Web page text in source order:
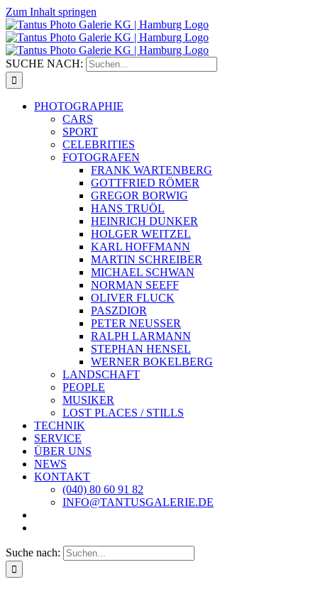
Zum Inhalt springen
SUCHE NACH:
PHOTOGRAPHIE
CARS
SPORT
CELEBRITIES
FOTOGRAFEN
FRANK WARTENBERG
GOTTFRIED RÖMER
GREGOR BORWIG
HANS TRUÖL
HEINRICH DUNKER
HOLGER WEITZEL
KARL HOFFMANN
MARTIN SCHREIBER
MICHAEL SCHWAN
NORMAN SEEFF
OLIVER FLUCK
PASZDIOR
PETER NEUSSER
RALPH LARMANN
STEPHAN HENSEL
WERNER BOKELBERG
LANDSCHAFT
PEOPLE
MUSIKER
LOST PLACES / STILLS
TECHNIK
SERVICE
ÜBER UNS
NEWS
KONTAKT
(040) 80 60 91 82
INFO@TANTUSGALERIE.DE
Suche nach: